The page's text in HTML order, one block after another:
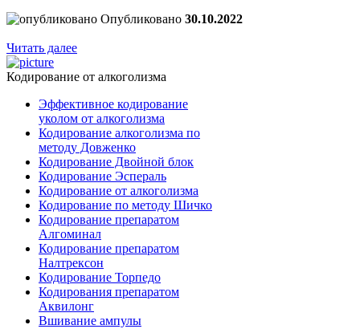
Опубликовано 30.10.2022
Читать далее
Кодирование от алкоголизма
Эффективное кодирование
уколом от алкоголизма
Кодирование алкоголизма по
методу Довженко
Кодирование Двойной блок
Кодирование Эспераль
Кодирование от алкоголизма
Кодирование по методу Шичко
Кодирование препаратом
Алгоминал
Кодирование препаратом
Налтрексон
Кодирование Торпедо
Кодирования препаратом
Аквилонг
Вшивание ампулы